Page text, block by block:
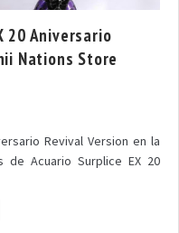
20 Aniversario
Nations Store
Revival Version en la
de Acuario Surplice EX 20